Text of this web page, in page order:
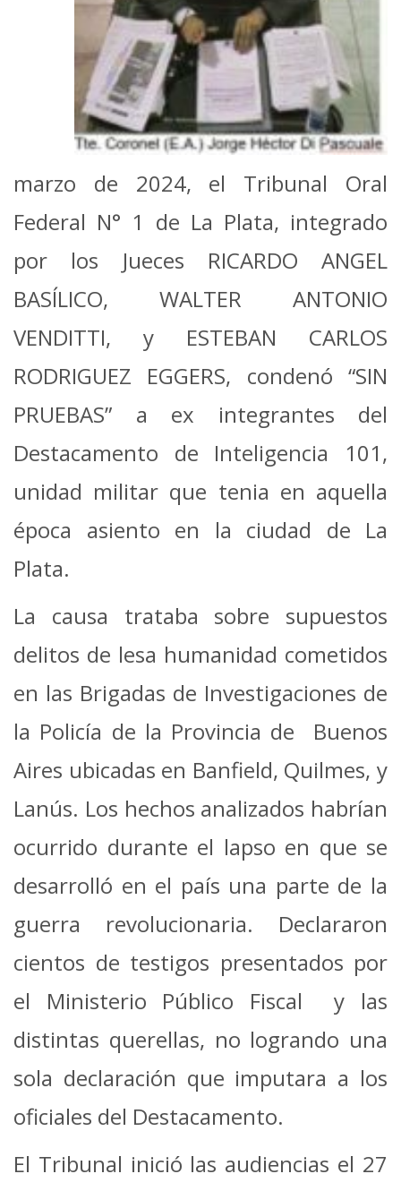
marzo de 2024, el Tribunal Oral
Federal N° 1 de La Plata, integrado
por los Jueces RICARDO ANGEL
BASÍLICO, WALTER ANTONIO
VENDITTI, y ESTEBAN CARLOS
RODRIGUEZ EGGERS, condenó “SIN
PRUEBAS” a ex integrantes del
Destacamento de Inteligencia 101,
unidad militar que tenia en aquella
época asiento en la ciudad de La
Plata.
La causa trataba sobre supuestos
delitos de lesa humanidad cometidos
en las Brigadas de Investigaciones de
la Policía de la Provincia de Buenos
Aires ubicadas en Banfield, Quilmes, y
Lanús. Los hechos analizados habrían
ocurrido durante el lapso en que se
desarrolló en el país una parte de la
guerra revolucionaria. Declararon
cientos de testigos presentados por
el Ministerio Público Fiscal y las
distintas querellas, no logrando una
sola declaración que imputara a los
oficiales del Destacamento.
El Tribunal inició las audiencias el 27